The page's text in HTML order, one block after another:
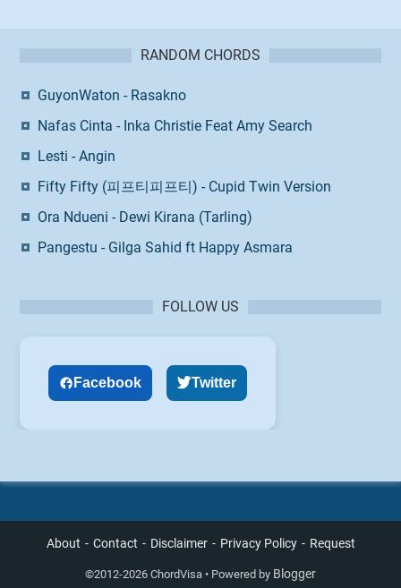
RANDOM CHORDS
GuyonWaton - Rasakno
Nafas Cinta - Inka Christie Feat Amy Search
Lesti - Angin
Fifty Fifty (피프티피프티) - Cupid Twin Version
Ora Ndueni - Dewi Kirana (Tarling)
Pangestu - Gilga Sahid ft Happy Asmara
FOLLOW US
Facebook Twitter
About Contact Disclaimer Privacy Policy Request
©2012-2026 ChordVisa • Powered by Blogger